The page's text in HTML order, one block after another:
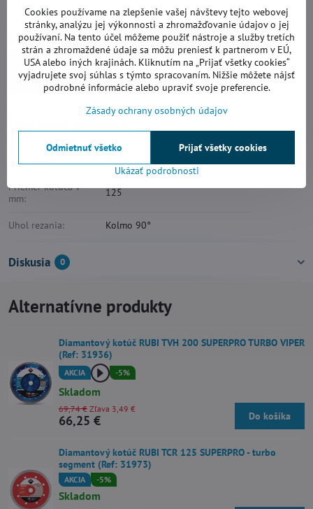
Viac z kategórie
Diamantové kotúče
Rezanie za sucha
Kotúče na bežné obklady a dlažbu
Priemer kotúča v
mm:
125
Uhol rezania: Kolmo 90°
Diskusia 0
Alternatívne produkty
Diamantový kotúč RUBI TVH 200 SUPERPRO TURBO VIPER
(Ref: 31936)
AKCIA -5%
Skladom
66,25 €
69,74 € Zľava 3,49 €
Do košíka
Diamantový kotúč RUBI TCR 125 SUPERPRO - turbo
segment (Ref: 31973)
AKCIA -5%
Skladom
Cookies používame na zlepšenie vašej návštevy tejto webovej
stránky, analýzu jej výkonnosti a zhromažďovanie údajov o jej
používaní. Na tento účel môžeme použiť nástroje a služby tretích
strán a zhromaždené údaje sa môžu preniesť k partnerom v EÚ,
USA alebo iných krajinách. Kliknutím na „Prijať všetky cookies“
vyjadrujete svoj súhlas s týmto spracovaním. Nižšie môžete nájsť
podrobné informácie alebo upraviť svoje preferencie.
Zásady ochrany osobných údajov
Ukázať podrobnosti
Prijať všetky cookies
Odmietnuť všetko